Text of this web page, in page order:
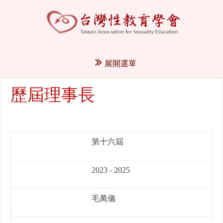
展開選單
歷屆理事長
第十六屆
2023 - 2025
毛萬儀